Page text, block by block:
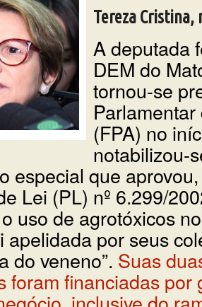
Tereza
A deputada
DEM do
tornou-se
(FPA) no
notabilizou-
especial que
Lei (PL) nº 6.299/
uso de agrotóxicos
apelidada por seus
do veneno”. Suas
foram financiadas por